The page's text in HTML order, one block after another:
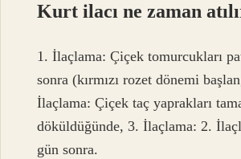
Kurt ilacı ne zaman
1. İlaçlama: Çiçek tomurcukları
sonra (kırmızı rozet dönemi
İlaçlama: Çiçek taç yaprakları
döküldüğünde, 3. İlaçlama: 2.
gün sonra.